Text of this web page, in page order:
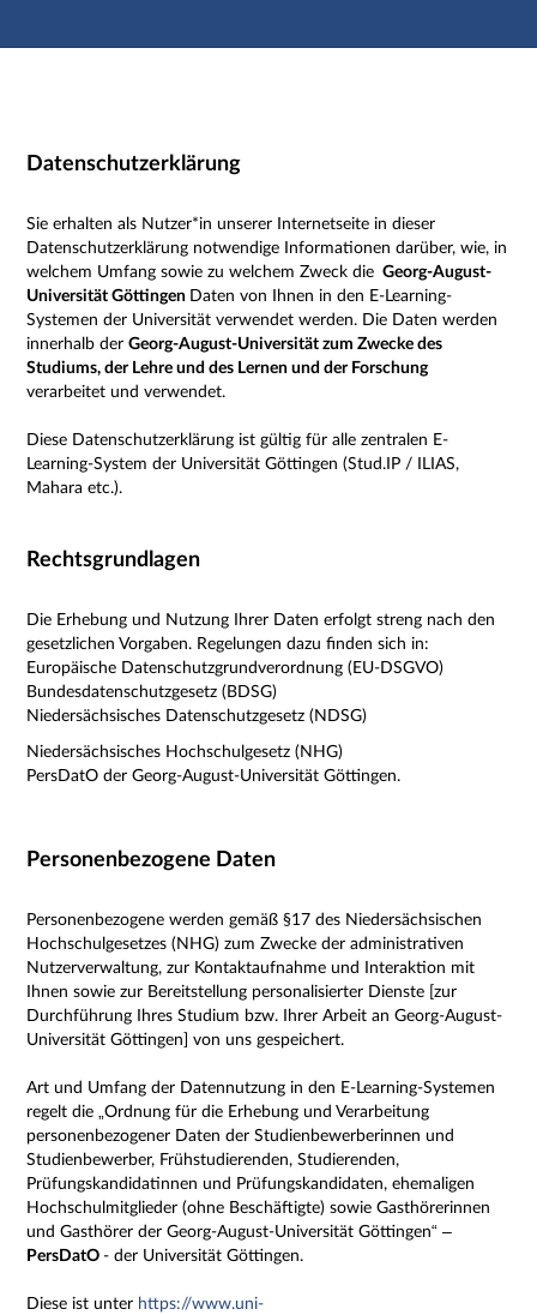
Hauptnavigation
Impressum
Datenschutzerklärung
Sie erhalten als Nutzer*in unserer Internetseite in dieser
Datenschutzerklärung notwendige Informationen darüber, wie, in
welchem Umfang sowie zu welchem Zweck die Georg-August-
Universität Göttingen Daten von Ihnen in den E-Learning-
Systemen der Universität verwendet werden. Die Daten werden
innerhalb derGeorg-August-Universität zum Zwecke des
Studiums, der Lehre und des Lernen und der Forschung
verarbeitet und verwendet.
Diese Datenschutzerklärung ist gültig für alle zentralen E-
Learning-System der Universität Göttingen (Stud.IP / ILIAS,
Mahara etc.).
Rechtsgrundlagen
Die Erhebung und Nutzung Ihrer Daten erfolgt streng nach den
gesetzlichen Vorgaben. Regelungen dazu finden sich in:
Europäische Datenschutzgrundverordnung (EU-DSGVO)
Bundesdatenschutzgesetz (BDSG)
Niedersächsisches Datenschutzgesetz (NDSG)
Niedersächsisches Hochschulgesetz (NHG)
PersDatO der Georg-August-Universität Göttingen.
Personenbezogene Daten
Personenbezogene werden gemäß §17 des Niedersächsischen
Hochschulgesetzes (NHG) zum Zwecke der administrativen
Nutzerverwaltung, zur Kontaktaufnahme und Interaktion mit
Ihnen sowie zur Bereitstellung personalisierter Dienste [zur
Durchführung Ihres Studium bzw. Ihrer Arbeit an Georg-August-
Universität Göttingen] von uns gespeichert.
Art und Umfang der Datennutzung in den E-Learning-Systemen
regelt die „Ordnung für die Erhebung und Verarbeitung
personenbezogener Daten der Studienbewerberinnen und
Studienbewerber, Frühstudierenden, Studierenden,
Prüfungskandidatinnen und Prüfungskandidaten, ehemaligen
Hochschulmitglieder (ohne Beschäftigte) sowie Gasthörerinnen
und Gasthörer der Georg-August-Universität Göttingen“ –
PersDatO - der Universität Göttingen.
Diese ist unter https://www.uni-